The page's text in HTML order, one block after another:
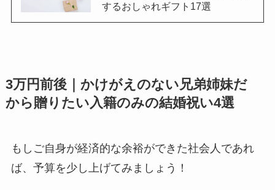
するおしゃれギフト17選
3万円前後｜かけがえのない兄弟姉妹だ
から贈りたい入籍のみの結婚祝い4選
もしご自身が経済的な余裕ができた社会人であれ
ば、予算を少し上げてみましょう！